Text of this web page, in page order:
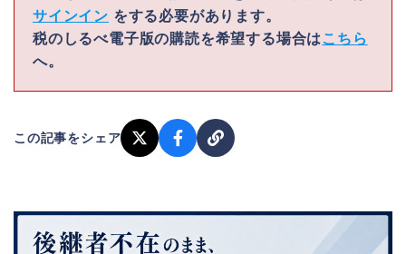
サインイン をする必要があります。
税のしるべ電子版の購読を希望する場合は こちら
へ。
この記事をシェア